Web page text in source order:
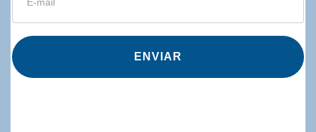
ENVIAR